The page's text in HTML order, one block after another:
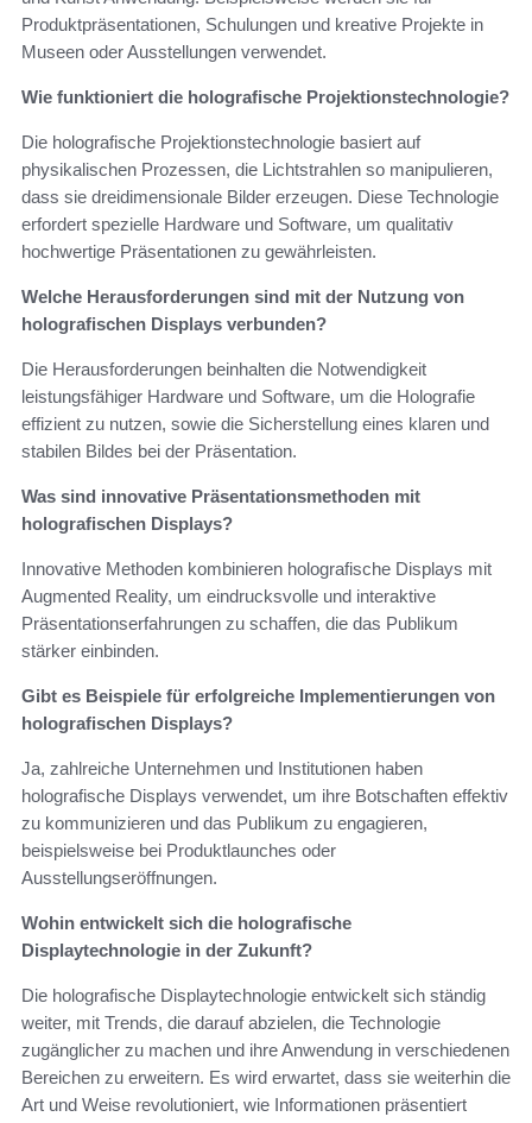
Produktpräsentationen, Schulungen und kreative Projekte in
Museen oder Ausstellungen verwendet.
Wie funktioniert die holografische Projektionstechnologie?
Die holografische Projektionstechnologie basiert auf
physikalischen Prozessen, die Lichtstrahlen so manipulieren,
dass sie dreidimensionale Bilder erzeugen. Diese Technologie
erfordert spezielle Hardware und Software, um qualitativ
hochwertige Präsentationen zu gewährleisten.
Welche Herausforderungen sind mit der Nutzung von
holografischen Displays verbunden?
Die Herausforderungen beinhalten die Notwendigkeit
leistungsfähiger Hardware und Software, um die Holografie
effizient zu nutzen, sowie die Sicherstellung eines klaren und
stabilen Bildes bei der Präsentation.
Was sind innovative Präsentationsmethoden mit
holografischen Displays?
Innovative Methoden kombinieren holografische Displays mit
Augmented Reality, um eindrucksvolle und interaktive
Präsentationserfahrungen zu schaffen, die das Publikum
stärker einbinden.
Gibt es Beispiele für erfolgreiche Implementierungen von
holografischen Displays?
Ja, zahlreiche Unternehmen und Institutionen haben
holografische Displays verwendet, um ihre Botschaften effektiv
zu kommunizieren und das Publikum zu engagieren,
beispielsweise bei Produktlaunches oder
Ausstellungseröffnungen.
Wohin entwickelt sich die holografische
Displaytechnologie in der Zukunft?
Die holografische Displaytechnologie entwickelt sich ständig
weiter, mit Trends, die darauf abzielen, die Technologie
zugänglicher zu machen und ihre Anwendung in verschiedenen
Bereichen zu erweitern. Es wird erwartet, dass sie weiterhin die
Art und Weise revolutioniert, wie Informationen präsentiert